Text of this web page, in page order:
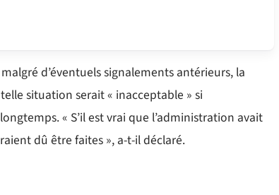
d’éventuels signalements antérieurs, la
situation serait « inacceptable » si
« S’il est vrai que l’administration avait
dû être faites », a-t-il déclaré.